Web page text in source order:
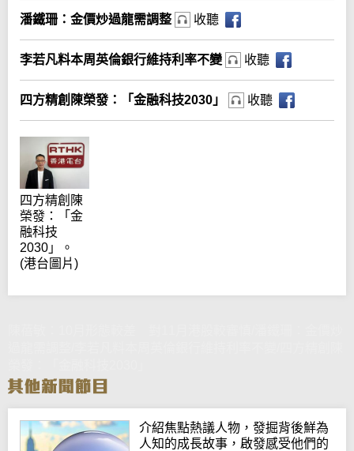
潘鐵珊：金價炒過龍需調整 收聽
李若凡料本周英倫銀行維持利率不變 收聽
四方精創陳榮發：「金融科技2030」 收聽
四方精創陳
榮發：「金
融科技
2030」。
(港台圖片)
介紹焦點熱議人物，發掘背後鮮為
人知的成長故事，啟發感受他們的